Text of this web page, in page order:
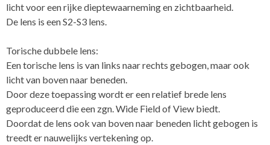
licht voor een rijke dieptewaarneming en zichtbaarheid.
De lens is een S2-S3 lens.
Torische dubbele lens:
Een torische lens is van links naar rechts gebogen, maar ook
licht van boven naar beneden.
Door deze toepassing wordt er een relatief brede lens
geproduceerd die een zgn. Wide Field of View biedt.
Doordat de lens ook van boven naar beneden licht gebogen is
treedt er nauwelijks vertekening op.